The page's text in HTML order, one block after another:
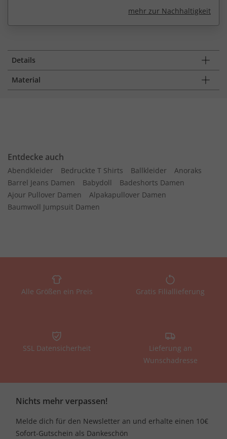
mehr zur Nachhaltigkeit
Details
Material
Entdecke auch
Abendkleider Bedruckte T Shirts Ballkleider
Anoraks
Barrel Jeans Damen
Babydoll
Badeshorts Damen
Ajour Pullover Damen
Alpakapullover Damen
Baumwoll Jumpsuit Damen
Alle Größen ein Preis Gratis Filiallieferung
SSL Datensicherheit
Lieferung an
Wunschadresse
Nichts mehr verpassen!
Melde dich für den Newsletter an und erhalte einen 10€
Sofort-Gutschein als Dankeschön